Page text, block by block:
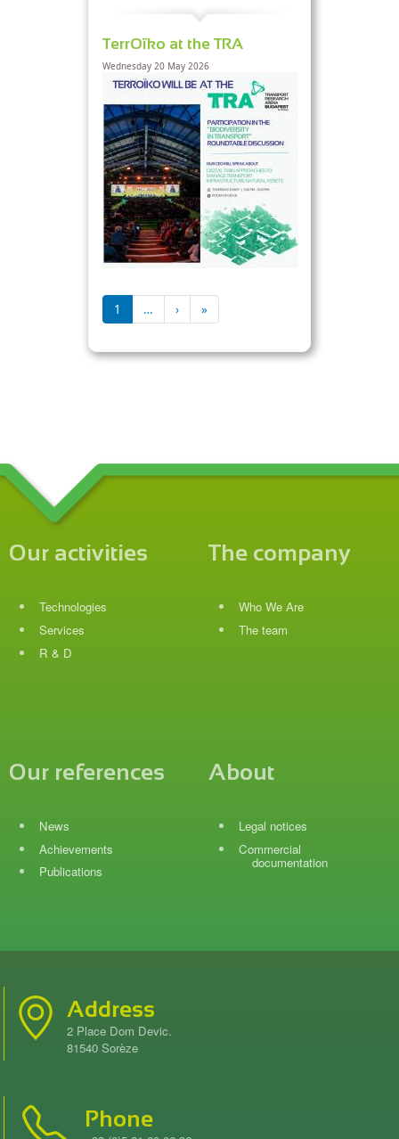
TerrOïko at the TRA
Wednesday 20 May 2026
Pagination
1 … ›Next page
»Last page
Our activities
Technologies
Services
R & D
The company
Who We Are
The team
Our references
News
Achievements
Publications
About
Legal notices
Commercial
documentation
Address
2 Place Dom Devic.
81540 Sorèze
Phone